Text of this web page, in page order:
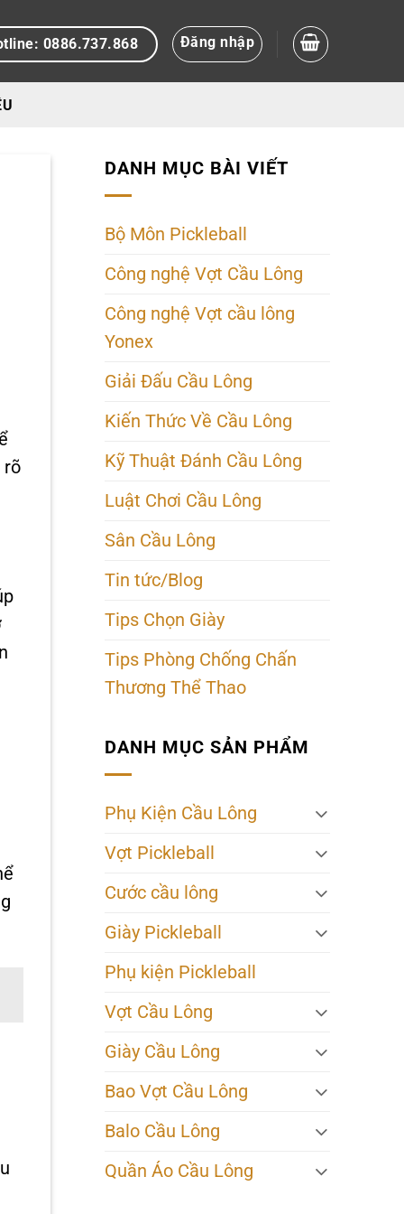
0886.737.868 Đăng nhập
rõ
DANH MỤC BÀI VIẾT
Bộ Môn Pickleball
Công nghệ Vợt Cầu Lông
Công nghệ Vợt cầu lông
Yonex
Giải Đấu Cầu Lông
Kiến Thức Về Cầu Lông
Kỹ Thuật Đánh Cầu Lông
Luật Chơi Cầu Lông
Sân Cầu Lông
Tin tức/Blog
Tips Chọn Giày
Tips Phòng Chống Chấn
Thương Thể Thao
DANH MỤC SẢN PHẨM
Phụ Kiện Cầu Lông
Vợt Pickleball
Cước cầu lông
Giày Pickleball
Phụ kiện Pickleball
Vợt Cầu Lông
Giày Cầu Lông
Bao Vợt Cầu Lông
Balo Cầu Lông
Quần Áo Cầu Lông